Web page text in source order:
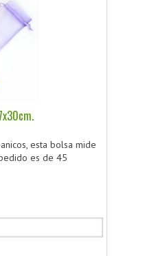
esta bolsa mide
es de 45